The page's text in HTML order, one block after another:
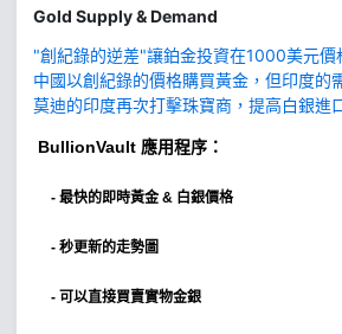
Gold Supply & Demand
"創紀錄的逆差"讓鉑金投資在1000美元價
中國以創紀錄的價格購買黃金，但印度的
莫迪的印度再次打擊珠寶商，提高白銀進
BullionVault 應用程序：
- 最快的即時黃金 & 白銀價格
- 秒更新的走勢圖
- 可以直接買賣實物金銀